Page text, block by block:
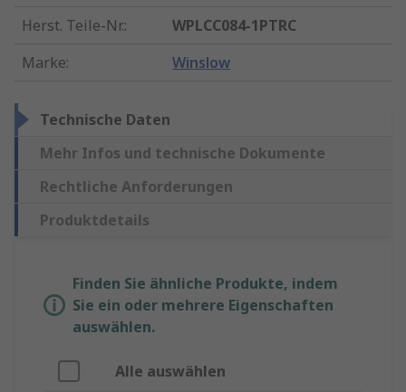
Herst. Teile-Nr.:
WPLCC084-1PTRC
Marke: Winslow
Technische Daten
Mehr Infos und technische Dokumente
Rechtliche Anforderungen
Produktdetails
Finden Sie ähnliche Produkte, indem
Sie ein oder mehrere Eigenschaften
auswählen.
Alle auswählen